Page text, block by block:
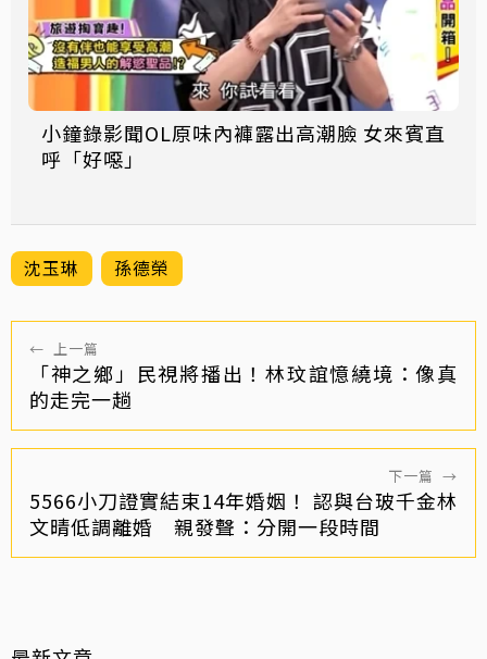
小鐘錄影聞OL原味內褲露出高潮臉 女來賓直
呼「好噁」
沈玉琳 孫德榮
← 上一篇
「神之鄉」民視將播出！林玟誼憶繞境：像真
的走完一趟
下一篇 →
5566小刀證實結束14年婚姻！ 認與台玻千金林
文晴低調離婚 親發聲：分開一段時間